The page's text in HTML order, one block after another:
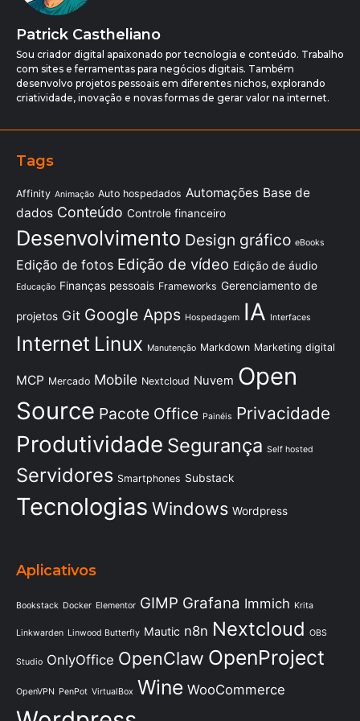
Patrick Castheliano
Sou criador digital apaixonado por tecnologia e conteúdo. Trabalho
com sites e ferramentas para negócios digitais. Também
desenvolvo projetos pessoais em diferentes nichos, explorando
criatividade, inovação e novas formas de gerar valor na internet.
Tags
Affinity Animação Auto hospedados Automações Base de
dados Conteúdo Controle financeiro
Desenvolvimento Design gráfico eBooks
Edição de fotos Edição de vídeo Edição de áudio
Educação Finanças pessoais Frameworks Gerenciamento de
projetos Git Google Apps Hospedagem IA Interfaces
Internet Linux Manutenção Markdown Marketing digital
MCP Mercado Mobile Nextcloud Nuvem Open
Source Pacote Office Painéis Privacidade
Produtividade Segurança Self hosted
Servidores Smartphones Substack
Tecnologias Windows Wordpress
Aplicativos
Bookstack Docker Elementor GIMP Grafana Immich Krita
Linkwarden Linwood Butterfly Mautic n8n Nextcloud OBS
Studio OnlyOffice OpenClaw OpenProject
OpenVPN PenPot VirtualBox Wine WooCommerce